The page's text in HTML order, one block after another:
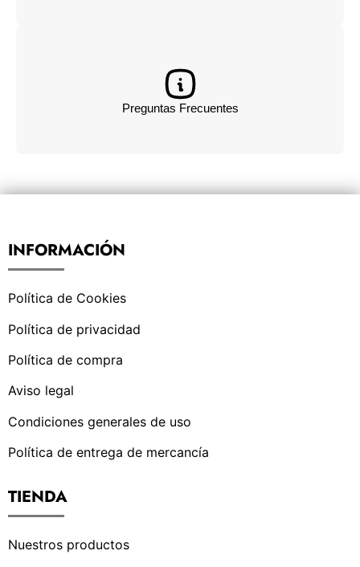
Preguntas Frecuentes
INFORMACIÓN
Política de Cookies
Política de privacidad
Política de compra
Aviso legal
Condiciones generales de uso
Política de entrega de mercancía
TIENDA
Nuestros productos